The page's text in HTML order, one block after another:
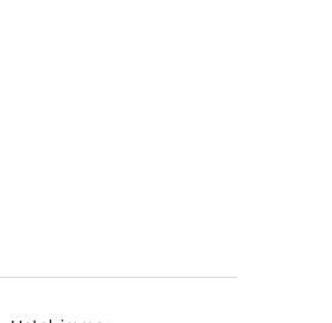
4,95 von 5, 62 Bewertungen